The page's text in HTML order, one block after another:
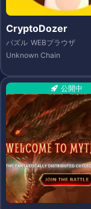
CryptoDozer
パズル WEBブラウザ
Unknown Chain
公開中